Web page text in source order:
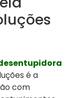
é a
com